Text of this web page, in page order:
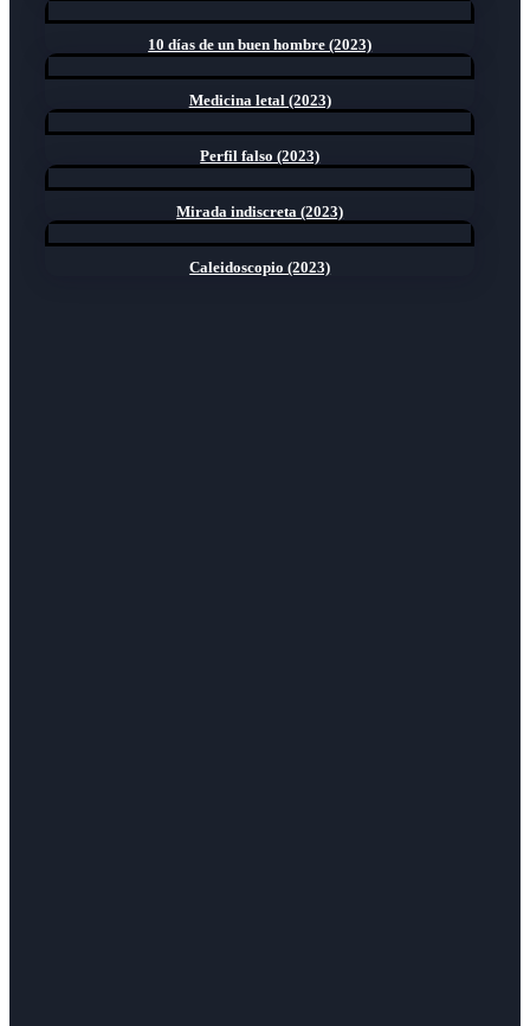
10 días de un buen hombre (2023)
Medicina letal (2023)
Perfil falso (2023)
Mirada indiscreta (2023)
Caleidoscopio (2023)